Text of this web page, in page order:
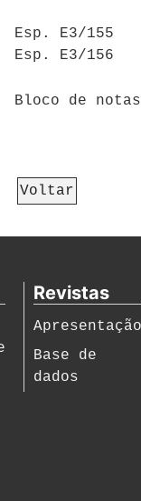
Esp. E3/155
Esp. E3/156
Bloco de notas
Voltar
Revistas
Apresentação
Base de
dados